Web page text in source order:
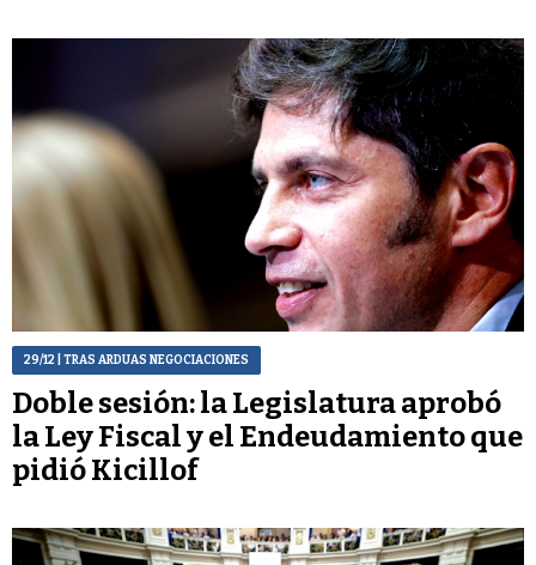
29/12 | TRAS ARDUAS NEGOCIACIONES
Doble sesión: la Legislatura aprobó
la Ley Fiscal y el Endeudamiento que
pidió Kicillof